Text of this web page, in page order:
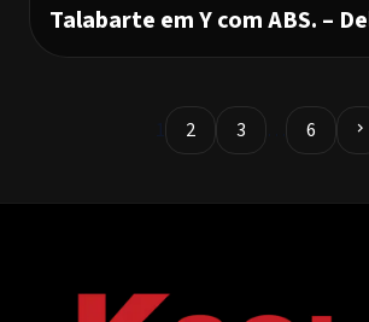
Talabarte em Y com ABS. –
1 2 3 6 chevron_right